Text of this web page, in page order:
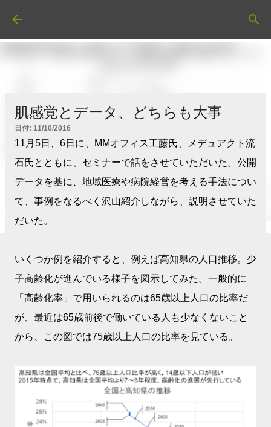
肌感覚とデータ、どちらも大事
日付: 11/10/2016
11月5日、6日に、MMオフィス工藤氏、メデュアクト流
石氏とともに、セミナーで話をさせていただいた。公開
データを基に、地域医療や病院経営を考える手法につい
て、事例をなるべく沢山紹介しながら、説明させていた
だいた。
いくつか例を紹介すると、例えば高知県の人口推移。少
子高齢化が進んでいる様子を図示してみた。一般的に
「高齢化率」で用いられるのは65歳以上人口の比率だ
が、最近は65歳前後で働いている人も少なくないこと
から、この図では75歳以上人口の比率を見ている。